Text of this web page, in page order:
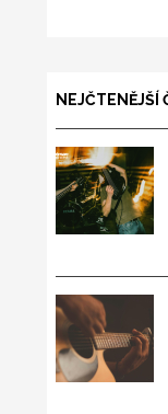
NEJČTENĚJŠÍ